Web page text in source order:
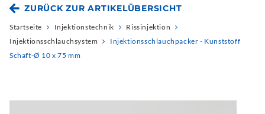
ZURÜCK ZUR ARTIKELÜBERSICHT
Startseite Injektionstechnik
Rissinjektion
Injektionsschlauchsystem
Injektionsschlauchpacker - Kunststoff
Schaft-Ø 10 x 75 mm